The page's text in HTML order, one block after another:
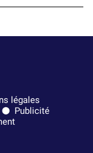
légales
Publicité